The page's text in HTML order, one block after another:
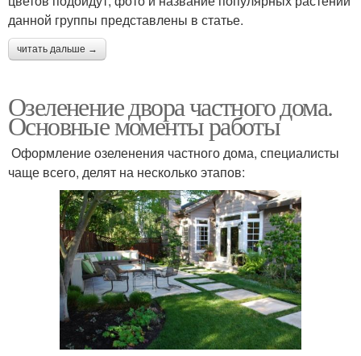
данной группы представлены в статье.
читать дальше →
Озеленение двора частного дома.
Основные моменты работы
Оформление озеленения частного дома, специалисты
чаще всего, делят на несколько этапов: